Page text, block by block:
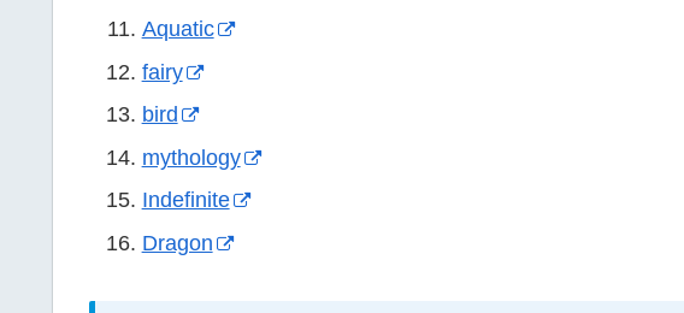
Aquatic
fairy
bird
mythology
Indefinite
Dragon